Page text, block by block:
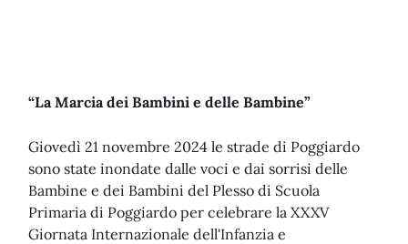
“La Marcia dei Bambini e delle Bambine”
Giovedì 21 novembre 2024 le strade di Poggiardo
sono state inondate dalle voci e dai sorrisi delle
Bambine e dei Bambini del Plesso di Scuola
Primaria di Poggiardo per celebrare la XXXV
Giornata Internazionale dell'Infanzia e